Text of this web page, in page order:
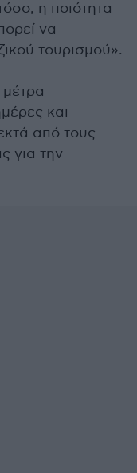
η ποιότητα
να
τουρισμού».
και
από τους
για την